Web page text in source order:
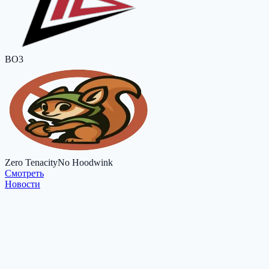
BO3
Zero TenacityNo Hoodwink
Cмотреть
Новости